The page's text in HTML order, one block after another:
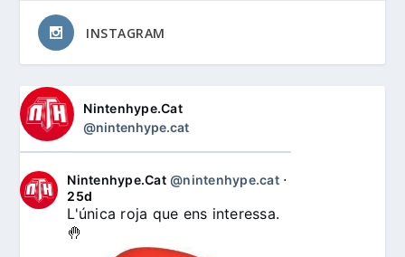
INSTAGRAM
Nintenhype.Cat
@nintenhype.cat
Nintenhype.Cat @nintenhype.cat⋅
25d
L'única roja que ens interessa.
🤚